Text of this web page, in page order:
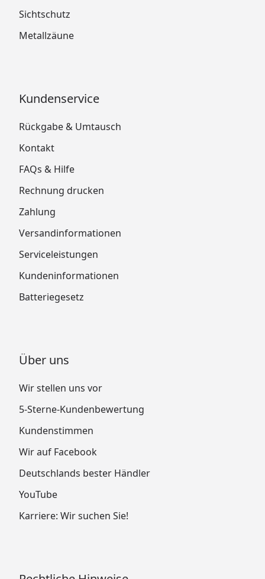
Sichtschutz
Metallzäune
Kundenservice
Rückgabe & Umtausch
Kontakt
FAQs & Hilfe
Rechnung drucken
Zahlung
Versandinformationen
Serviceleistungen
Kundeninformationen
Batteriegesetz
Über uns
Wir stellen uns vor
5-Sterne-Kundenbewertung
Kundenstimmen
Wir auf Facebook
Deutschlands bester Händler
YouTube
Karriere: Wir suchen Sie!